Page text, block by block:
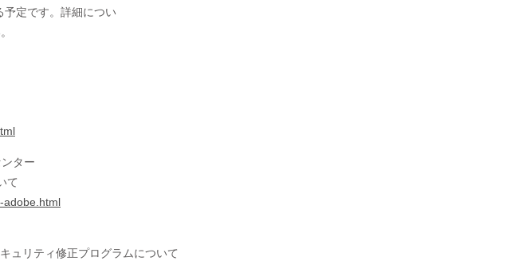
定です。詳細につい
ター
て
adobe.html
ュリティ修正プログラムについて